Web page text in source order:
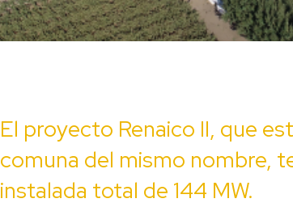
El proyecto Renaico II, que
comuna del mismo nombre,
instalada total de 144 MW.